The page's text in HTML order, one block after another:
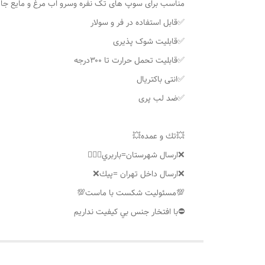
مناسب برای سوپ های تک نفره وسرو اب مرغ و مایع
✅قابل استفاده در فر و سولار
✅قابلیت شوک پذیری
✅قابلیت تحمل حرارت تا ۳۰۰درجه
✅انتی باکتریال
✅ضد لب پری
💥تك و عمده💥
❌ارسال شهرستان=باربري👌🏼❌
❌ارسال داخل تهران =پيك❌
💯مسئوليت شكست با ماست💯
⛔️با افتخار جنس بي كيفيت نداريم